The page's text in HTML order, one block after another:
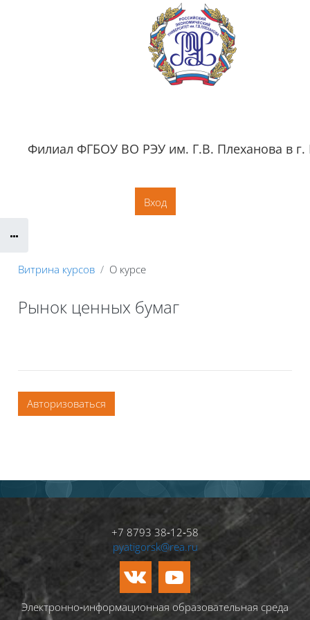
Перейти к основному содержанию
Филиал ФГБОУ ВО РЭУ им. Г.В. Плеханова в г.
Вход
Витрина курсов О курсе
Рынок ценных бумаг
Авторизоваться
+7 8793 38‑12‑58
pyatigorsk@rea.ru
Электронно‑информационная образовательная среда